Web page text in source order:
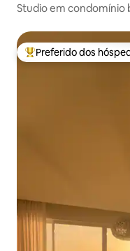
Studio em condomínio
Entre os melhores
Preferido dos